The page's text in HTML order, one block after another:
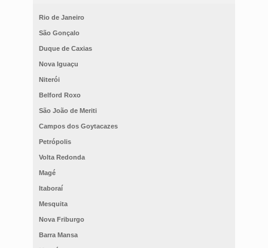
Rio de Janeiro
São Gonçalo
Duque de Caxias
Nova Iguaçu
Niterói
Belford Roxo
São João de Meriti
Campos dos Goytacazes
Petrópolis
Volta Redonda
Magé
Itaboraí
Mesquita
Nova Friburgo
Barra Mansa